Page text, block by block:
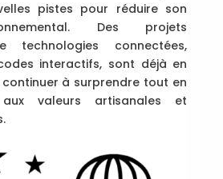
pistes pour réduire son
Des projets
technologies connectées,
interactifs, sont déjà en
continuer à surprendre tout en
valeurs artisanales et